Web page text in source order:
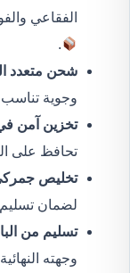
الفقاعي
.
شحن متعدد
وجوية تناسب
تخزين آمن
تحافظ على
تخليص
لضمان
تسليم من
وجهته